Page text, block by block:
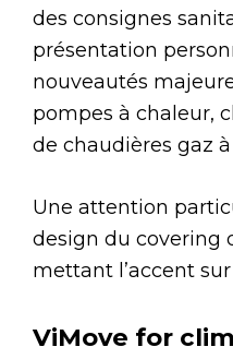
des consignes
présentation
nouveautés
pompes à chaleur,
de chaudières gaz
Une attention
design du covering
mettant l’accent
ViMove for